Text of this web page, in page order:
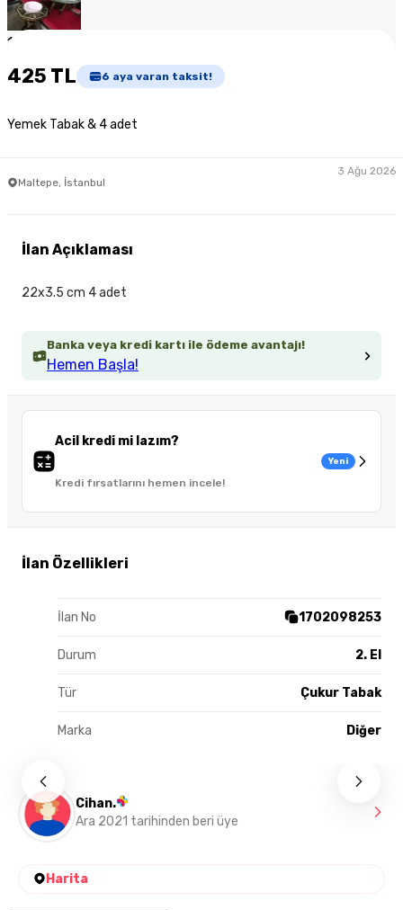
1
425 TL 6 aya varan taksit!
Yemek Tabak & 4 adet
Maltepe, İstanbul
3 Ağu 2026
Banka veya kredi kartı ile ödeme avantajı!
Hemen Başla!
Acil kredi mi lazım?
Kredi fırsatlarını hemen incele!
Yeni
İlan Özellikleri
İlan No 1702098253
Durum 2. El
Tür Çukur Tabak
Marka Diğer
İlan Açıklaması
22x3.5 cm 4 adet
Cihan.
Ara 2021 tarihinden beri üye
Harita